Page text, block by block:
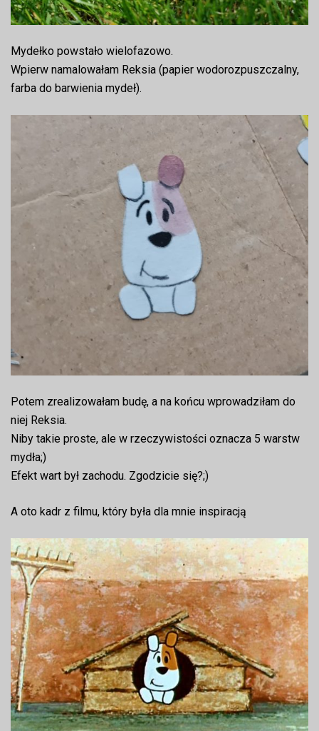
Mydełko powstało wielofazowo.
Wpierw namalowałam Reksia (papier wodorozpuszczalny,
farba do barwienia mydeł).
Potem zrealizowałam budę, a na końcu wprowadziłam do
niej Reksia.
Niby takie proste, ale w rzeczywistości oznacza 5 warstw
mydła;)
Efekt wart był zachodu. Zgodzicie się?;)
A oto kadr z filmu, który była dla mnie inspiracją